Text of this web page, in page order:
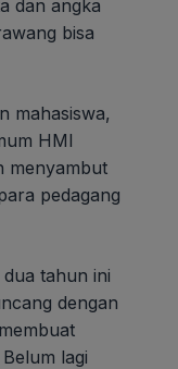
dan angka
bisa
mahasiswa,
HMI
menyambut
pedagang
tahun ini
dengan
lagi